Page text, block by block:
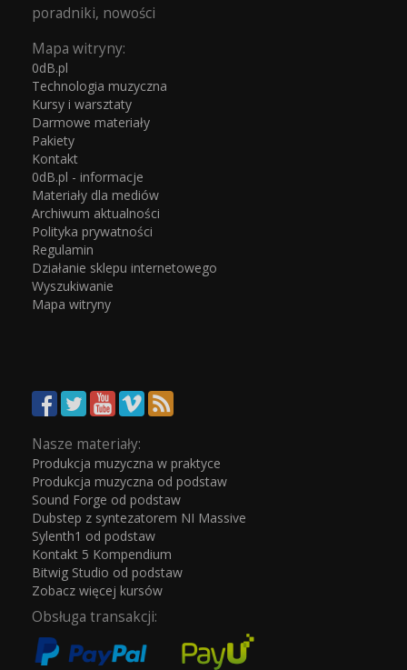
poradniki, nowości
Mapa witryny:
0dB.pl
Technologia muzyczna
Kursy i warsztaty
Darmowe materiały
Pakiety
Kontakt
0dB.pl - informacje
Materiały dla mediów
Archiwum aktualności
Polityka prywatności
Regulamin
Działanie sklepu internetowego
Wyszukiwanie
Mapa witryny
Nasze materiały:
Produkcja muzyczna w praktyce
Produkcja muzyczna od podstaw
Sound Forge od podstaw
Dubstep z syntezatorem NI Massive
Sylenth1 od podstaw
Kontakt 5 Kompendium
Bitwig Studio od podstaw
Zobacz więcej kursów
Obsługa transakcji: